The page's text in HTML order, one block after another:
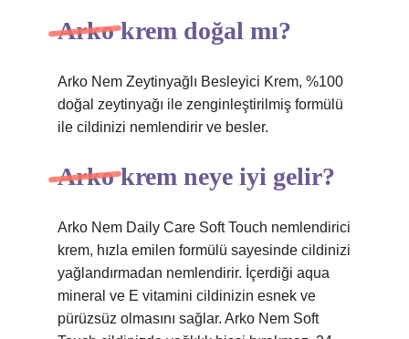
Arko krem doğal mı?
Arko Nem Zeytinyağlı Besleyici Krem, %100
doğal zeytinyağı ile zenginleştirilmiş formülü
ile cildinizi nemlendirir ve besler.
Arko krem neye iyi gelir?
Arko Nem Daily Care Soft Touch nemlendirici
krem, hızla emilen formülü sayesinde cildinizi
yağlandırmadan nemlendirir. İçerdiği aqua
mineral ve E vitamini cildinizin esnek ve
pürüzsüz olmasını sağlar. Arko Nem Soft